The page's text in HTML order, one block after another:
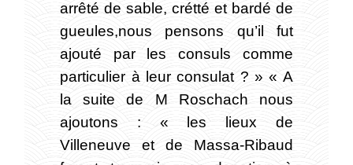
arrêté de sable, crétté et bardé de
gueules,nous pensons qu’il fut
ajouté par les consuls comme
particulier à leur consulat ? » « A
la suite de M Roschach nous
ajoutons : « les lieux de
Villeneuve et de Massa-Ribaud